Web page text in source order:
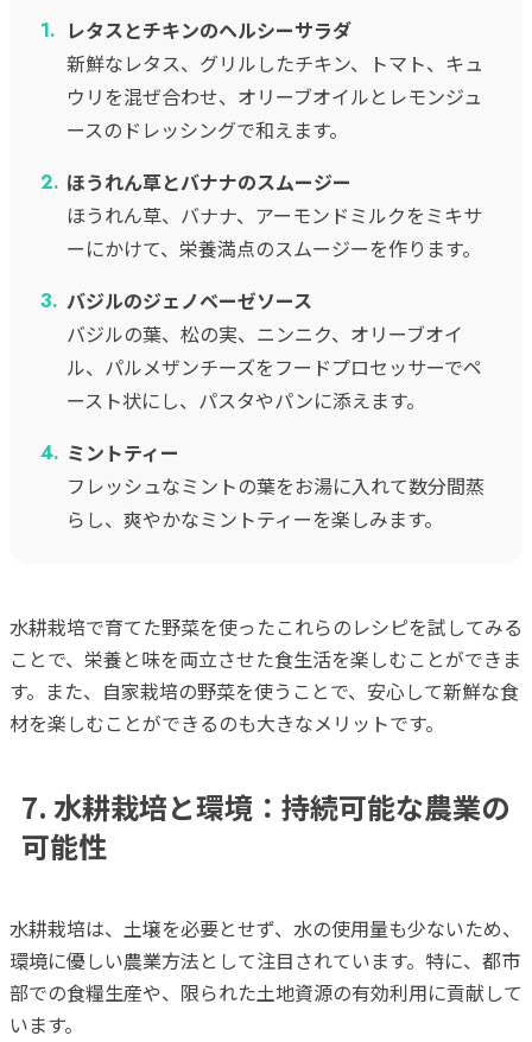
レタスとチキンのヘルシーサラダ
新鮮なレタス、グリルしたチキン、トマト、キュ
ウリを混ぜ合わせ、オリーブオイルとレモンジュ
ースのドレッシングで和えます。
ほうれん草とバナナのスムージー
ほうれん草、バナナ、アーモンドミルクをミキサ
ーにかけて、栄養満点のスムージーを作ります。
バジルのジェノベーゼソース
バジルの葉、松の実、ニンニク、オリーブオイ
ル、パルメザンチーズをフードプロセッサーでペ
ースト状にし、パスタやパンに添えます。
ミントティー
フレッシュなミントの葉をお湯に入れて数分間蒸
らし、爽やかなミントティーを楽しみます。
水耕栽培で育てた野菜を使ったこれらのレシピを試してみる
ことで、栄養と味を両立させた食生活を楽しむことができま
す。また、自家栽培の野菜を使うことで、安心して新鮮な食
材を楽しむことができるのも大きなメリットです。
7. 水耕栽培と環境：持続可能な農業の
可能性
水耕栽培は、土壌を必要とせず、水の使用量も少ないため、
環境に優しい農業方法として注目されています。特に、都市
部での食糧生産や、限られた土地資源の有効利用に貢献して
います。